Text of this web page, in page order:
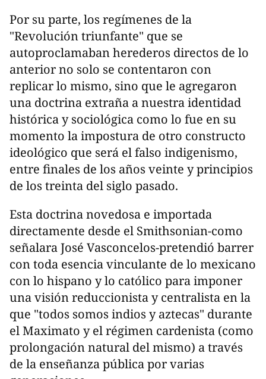
Por su parte, los regímenes de la
"Revolución triunfante" que se
autoproclamaban herederos directos de lo
anterior no solo se contentaron con
replicar lo mismo, sino que le agregaron
una doctrina extraña a nuestra identidad
histórica y sociológica como lo fue en su
momento la impostura de otro constructo
ideológico que será el falso indigenismo,
entre finales de los años veinte y principios
de los treinta del siglo pasado.
Esta doctrina novedosa e importada
directamente desde el Smithsonian-como
señalara José Vasconcelos-pretendió barrer
con toda esencia vinculante de lo mexicano
con lo hispano y lo católico para imponer
una visión reduccionista y centralista en la
que "todos somos indios y aztecas" durante
el Maximato y el régimen cardenista (como
prolongación natural del mismo) a través
de la enseñanza pública por varias